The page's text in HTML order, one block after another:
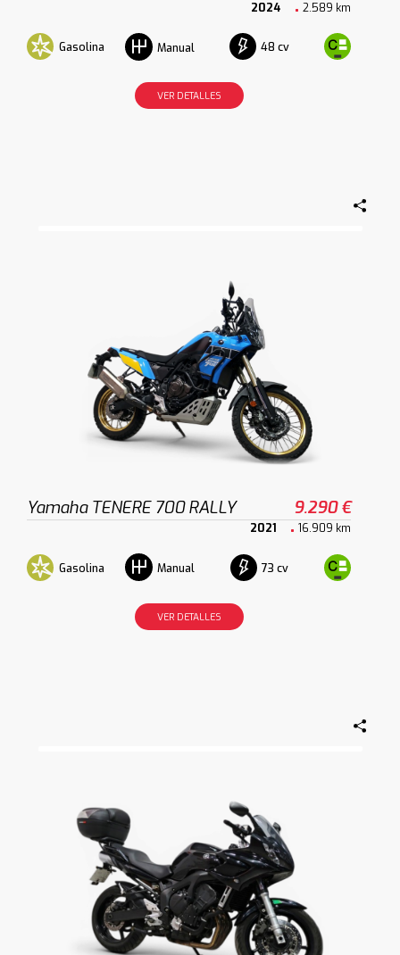
2024 2.589 km
Gasolina Manual 48 cv
VER DETALLES
Yamaha TENERE 700 RALLY 9.290 €
2021 16.909 km
Gasolina Manual 73 cv
VER DETALLES